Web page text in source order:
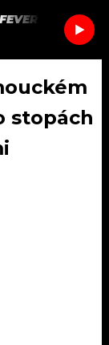
SEZNAM.CZ
stopách